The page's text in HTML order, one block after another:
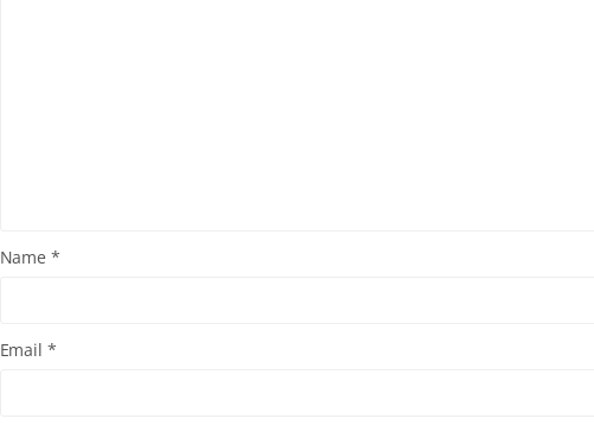
Name*
Email*